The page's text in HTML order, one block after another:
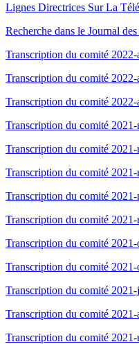
Lignes Directrices Sur La
Recherche dans le Journal
Transcription du comité
Transcription du comité 2022-
Transcription du comité
Transcription du comité
Transcription du comité
Transcription du comité
Transcription du comité
Transcription du comité
Transcription du comité
Transcription du comité
Transcription du comité
Transcription du comité
Transcription du comité 2021-